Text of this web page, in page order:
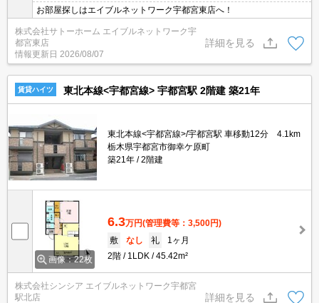
お部屋探しはエイブルネットワーク宇都宮東店へ！
株式会社サトーホーム エイブルネットワーク宇
都宮東店
情報更新日 2026/08/07
詳細を見る
賃貸ハイツ 東北本線<宇都宮線> 宇都宮駅 2階建 築21年
東北本線<宇都宮線>/宇都宮駅 車移動12分 4.1km
栃木県宇都宮市御幸ケ原町
築21年
2階建
画像：22枚
6.3万円(管理費等：3,500円)
敷
なし 礼
1ヶ月
2階
1LDK 45.42m²
株式会社シンシア エイブルネットワーク宇都宮
駅北店
詳細を見る